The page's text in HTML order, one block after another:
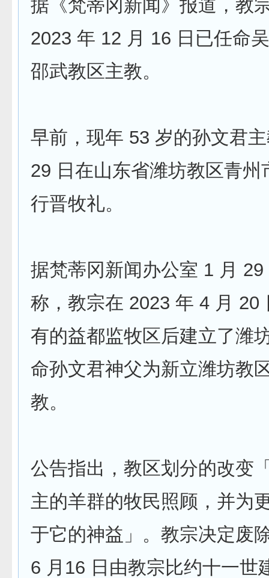
据《梵蒂冈新闻》报道，教
2023 年 12 月 16 日已任命
邵武教区主教。
早前，现年 53 岁的孙文君
29 日在山东省潍坊教区青州
行晋牧礼。
据梵蒂冈新闻办公室 1 月
称，教宗在 2023 年 4 月 20
有的益都监牧区后建立了潍
命孙文君神父为新立潍坊教
教。
公告指出，教区划分的改变
主的羊群的牧民照顾，并为
于它的神益」。教宗决定废
6 月16 日由教宗比约十一世